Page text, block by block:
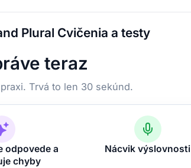
Plural Cvičenia a testy
teraz
Trvá to len 30 sekúnd.
odpovede a
chyby
Nácvik výslovnosti